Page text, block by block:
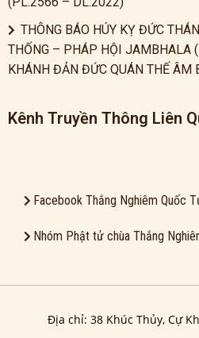
THÔNG BÁO HÚY KỴ ĐỨC
THỐNG – PHÁP HỘI JAMBHALA
KHÁNH ĐẢN ĐỨC QUÁN THẾ ÂM
Kênh Truyền Thông Liên
Facebook Thắng Nghiêm Quốc
Nhóm Phật tử chùa Thắng
Địa chỉ: 38 Khúc Thủy, Cự